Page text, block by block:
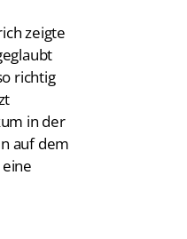
zeigte
richtig
in der
auf dem